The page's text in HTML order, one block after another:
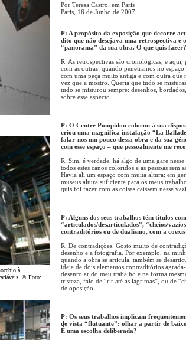
à
© Foto:
Por Teresa Castro, em Paris
Paris, 16 de Junho de 2007
P: A propósito da exposição que decorre
dito que não desejava uma retrospectiva e
“panorama” da sua obra. O que quis fazer?
R: As retrospectivas são cronológicas, e
com as outras: quando penetramos no
com uma peça muito antiga e com outra que
vez que a mostro. Queria que tudo se
tudo se misturou sempre: desenhos,
sobre esse aspecto.
P: O Centre Pompidou colocou à sua
criou uma magnífica instalação “La
falar-nos um pouco dessa obra e da sua
com esse espaço – que pessoalmente me
R: Sim, é verdade, há algo de uma gare
todos estes canos coloridos e as pessoas sem
Havia ali um espaço com muita altura: em
museus altura suficiente para os meus
quis foi fazer com as coisas caíssem nesse
P: Alguns dos seus trabalhos têm títulos
“articulados/desarticulados”, “cheios/
contraditórios ou de dualismo, com a
R: De contradições. Gosto muito de
desenho e a fotografia. Por exemplo, na
quando a obra se articula, também se
ideia de dois elementos contraditórios
desenrolar do meu trabalho e na forma
tristeza, falo de “rir até às lágrimas”, ou de
de oposição.
P: Os seus trabalhos implicam
de vista “flutuante”: olhar a partir de
É uma escolha deliberada?